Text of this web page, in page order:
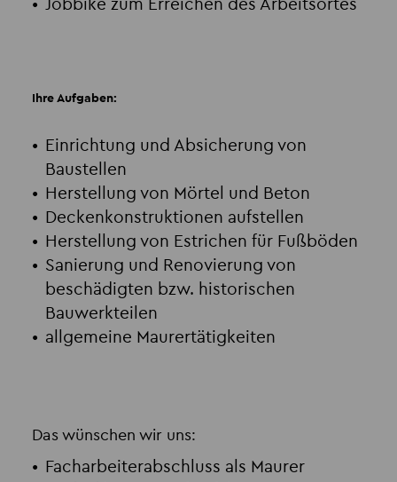
Jobbike zum Erreichen des Arbeitsortes
Ihre Aufgaben:
Einrichtung und Absicherung von
Baustellen
Herstellung von Mörtel und Beton
Deckenkonstruktionen aufstellen
Herstellung von Estrichen für Fußböden
Sanierung und Renovierung von
beschädigten bzw. historischen
Bauwerkteilen
allgemeine Maurertätigkeiten
Das wünschen wir uns:
Facharbeiterabschluss als Maurer